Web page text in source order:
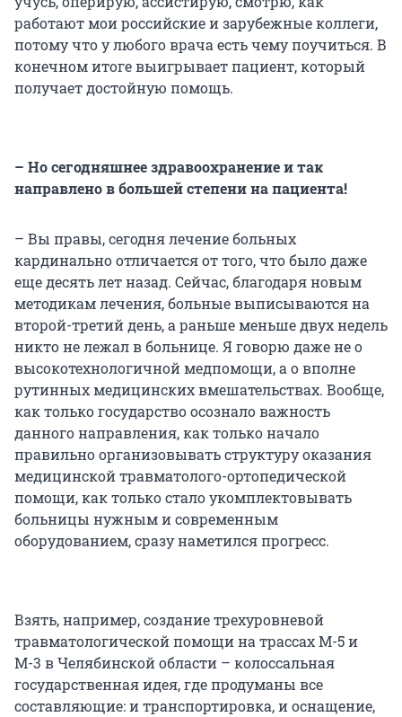
работают мои российские и зарубежные коллеги,
потому что у любого врача есть чему поучиться. В
конечном итоге выигрывает пациент, который
получает достойную помощь.
– Но сегодняшнее здравоохранение и так
направлено в большей степени на пациента!
– Вы правы, сегодня лечение больных
кардинально отличается от того, что было даже
еще десять лет назад. Сейчас, благодаря новым
методикам лечения, больные выписываются на
второй-третий день, а раньше меньше двух недель
никто не лежал в больнице. Я говорю даже не о
высокотехнологичной медпомощи, а о вполне
рутинных медицинских вмешательствах. Вообще,
как только государство осознало важность
данного направления, как только начало
правильно организовывать структуру оказания
медицинской травматолого-ортопедической
помощи, как только стало укомплектовывать
больницы нужным и современным
оборудованием, сразу наметился прогресс.
Взять, например, создание трехуровневой
травматологической помощи на трассах М-5 и
М-3 в Челябинской области – колоссальная
государственная идея, где продуманы все
составляющие: и транспортировка, и оснащение,